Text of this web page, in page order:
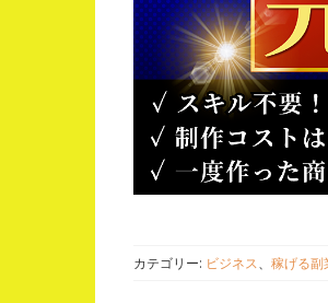
カテゴリー: ビジネス、 稼げる副